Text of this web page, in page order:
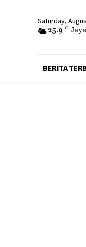
Saturday,
25.9 C
BERITA